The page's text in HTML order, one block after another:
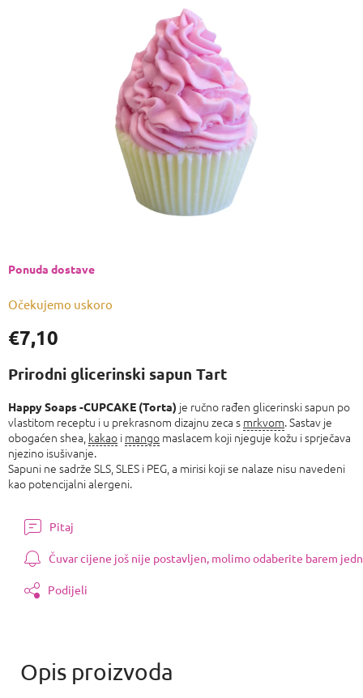
zvjezdica.
€7,10
Izmjeri
cijenu:
Očekujemo uskoro
Ponuda dostave
Prirodni glicerinski sapun Tart
Happy Soaps -CUPCAKE (Torta) je ručno rađen glicerinski sapun po
vlastitom receptu i u prekrasnom dizajnu zeca s mrkvom. Sastav je
obogaćen shea, kakao i mango maslacem koji njeguje kožu i sprječava
njezino isušivanje.
Sapuni ne sadrže SLS, SLES i PEG, a mirisi koji se nalaze nisu navedeni
kao potencijalni alergeni.
Pitaj
Čuvar cijene još nije postavljen, molimo odaberite barem
Podijeli